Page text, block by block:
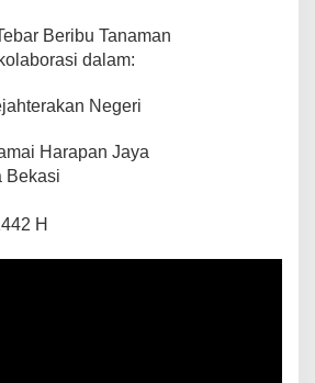
Beribu Tanaman
dalam:
Negeri
Harapan Jaya
Bekasi
H